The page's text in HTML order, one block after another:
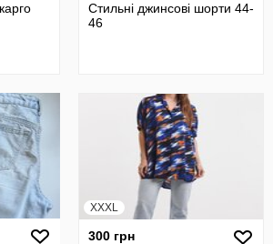
Стильні джинсові шорти 44-
46
XXXL
300 грн